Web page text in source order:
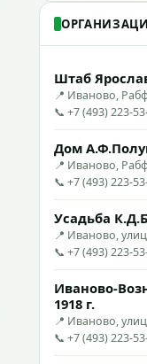
Штаб
📍 Иваново,
📞 +7 (493) 223-
Дом
📍 Иваново,
📞 +7 (493) 223-
Усадьба
📍 Иваново,
📞 +7 (493) 223-
Иваново-
1918 г.
📍 Иваново,
📞 +7 (493) 223-